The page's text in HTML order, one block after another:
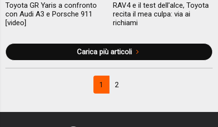
Toyota GR Yaris a confronto
con Audi A3 e Porsche 911
[video]
RAV4 e il test dell'alce, Toyota
recita il mea culpa: via ai
richiami
Carica più articoli
1 2